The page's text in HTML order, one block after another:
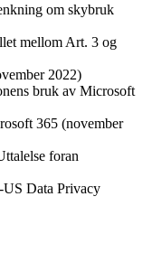
om skybruk
mellom Art. 3 og
2022)
bruk av Microsoft
365 (november
foran
Data Privacy